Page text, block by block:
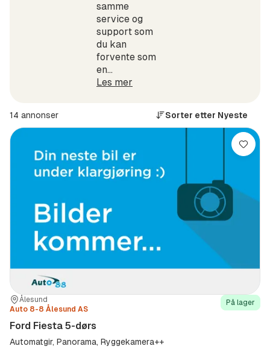
samme
service og
support som
du kan
forvente som
en...
Les mer
14 annonser Sorter etter Nyeste
Sted:
Ålesund
Forhandler:
Auto 8-8 Ålesund AS
På lager
Ford Fiesta 5-dørs
Automatgir, Panorama, Ryggekamera++
Lagre